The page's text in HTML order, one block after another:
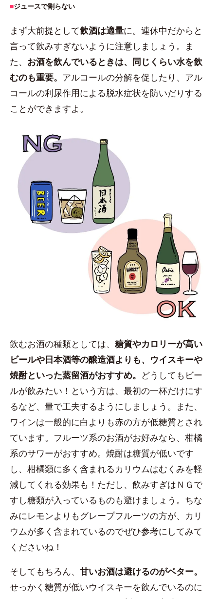
■ジュースで割らない
まず大前提として飲酒は適量に。連休中だからと
言って飲みすぎないように注意しましょう。ま
た、 お酒を飲んでいるときは、同じくらい水を飲
むのも重要。 アルコールの分解を促したり、アル
コールの利尿作用による脱水症状を防いだりする
ことができますよ。
飲むお酒の種類としては、 糖質やカロリーが高い
ビールや日本酒等の醸造酒よりも、ウイスキーや
焼酎といった蒸留酒がおすすめ。 どうしてもビー
ルが飲みたい！という方は、最初の一杯だけにす
るなど、量で工夫するようにしましょう。また、
ワインは一般的に白よりも赤の方が低糖質とされ
ています。フルーツ系のお酒がお好みなら、柑橘
系のサワーがおすすめ。焼酎は糖質が低いです
し、柑橘類に多く含まれるカリウムはむくみを軽
減してくれる効果も！ただし、飲みすぎはＮＧで
すし糖類が入っているものも避けましょう。ちな
みにレモンよりもグレープフルーツの方が、カリ
ウムが多く含まれているのでぜひ参考にしてみて
くださいね！
そしてもちろん、 甘いお酒は避けるのがベター。
せっかく糖質が低いウイスキーを飲んでいるのに